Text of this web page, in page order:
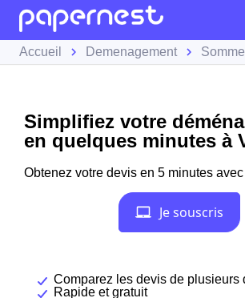
Accueil Demenagement Somme